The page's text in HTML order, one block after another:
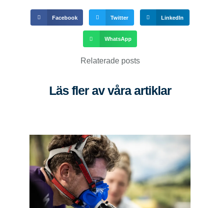
Facebook Twitter LinkedIn
WhatsApp
Relaterade posts
Läs fler av våra artiklar